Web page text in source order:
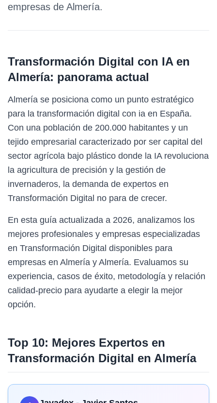
empresas de Almería.
Transformación Digital con IAen
Almería: panorama actual
Almería se posiciona como un punto estratégico
para la transformación digital con ia en España.
Con una población de 200.000 habitantes y un
tejido empresarial caracterizado por ser capital del
sector agrícola bajo plástico donde la IA revoluciona
la agricultura de precisión y la gestión de
invernaderos, la demanda de expertos en
Transformación Digital no para de crecer.
En esta guía actualizada a 2026, analizamos los
mejores profesionales y empresas especializadas
en Transformación Digital disponibles para
empresas en Almería y Almería. Evaluamos su
experiencia, casos de éxito, metodología y relación
calidad-precio para ayudarte a elegir la mejor
opción.
Top 10: Mejores Expertos en
Transformación Digital en Almería